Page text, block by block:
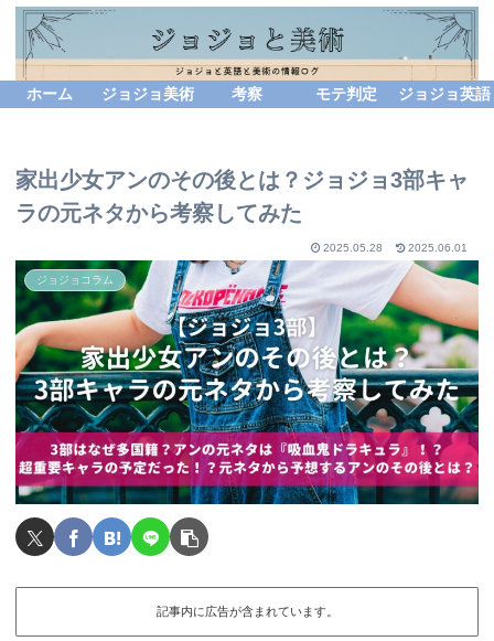
ホーム ジョジョ美術 考察 モテ判定 ジョジョ英語
家出少女アンのその後とは？ジョジョ3部キャ
ラの元ネタから考察してみた
2025.05.28 2025.06.01
ジョジョコラム
記事内に広告が含まれています。